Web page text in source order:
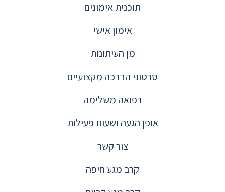
תוכנית אימונים
אימון אישי
מן העיתונות
סרטוני הדרכה מקצועיים
רפואה משלימה
אופן הגעה ושעות פעילות
צור קשר
קרב מגע חיפה